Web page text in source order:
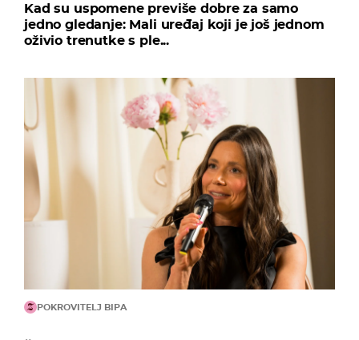
Kad su uspomene previše dobre za samo
jedno gledanje: Mali uređaj koji je još jednom
oživio trenutke s ple...
POKROVITELJ BIPA